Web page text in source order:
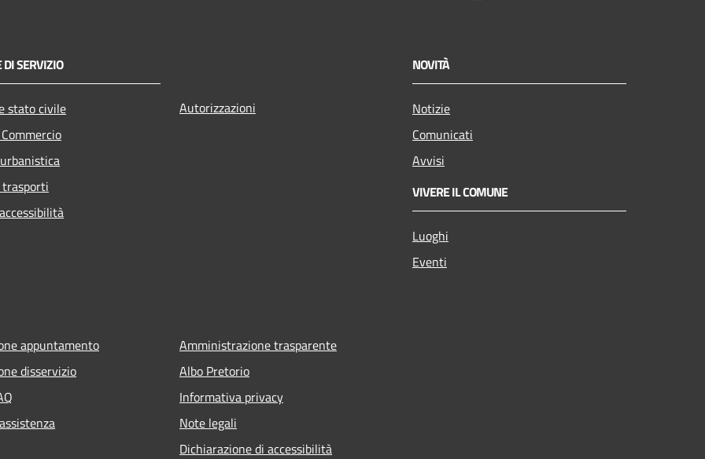
DI SERVIZIO
stato civile
Autorizzazioni
NOVITÀ
Notizie
Comunicati
Avvisi
VIVERE IL COMUNE
Luoghi
Eventi
appuntamento
disservizio
Amministrazione trasparente
Albo Pretorio
Informativa privacy
Note legali
Dichiarazione di accessibilità